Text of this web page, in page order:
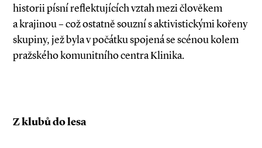
historii písní reflektujících vztah mezi člověkem
a krajinou – což ostatně souzní s aktivistickými kořeny
skupiny, jež byla v počátku spojená se scénou kolem
pražského komunitního centra Klinika.
Z klubů do lesa